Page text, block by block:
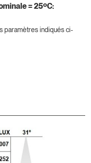
= 25ºC:
paramètres indiqués ci-